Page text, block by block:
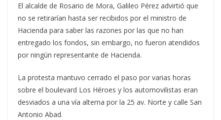
El alcalde de Rosario de Mora, Galileo Pérez advirtió que
no se retirarían hasta ser recibidos por el ministro de
Hacienda para saber las razones por las que no han
entregado los fondos, sin embargo, no fueron atendidos
por ningún representante de Hacienda.
La protesta mantuvo cerrado el paso por varias horas
sobre el boulevard Los Héroes y los automovilistas eran
desviados a una vía alterna por la 25 av. Norte y calle San
Antonio Abad.